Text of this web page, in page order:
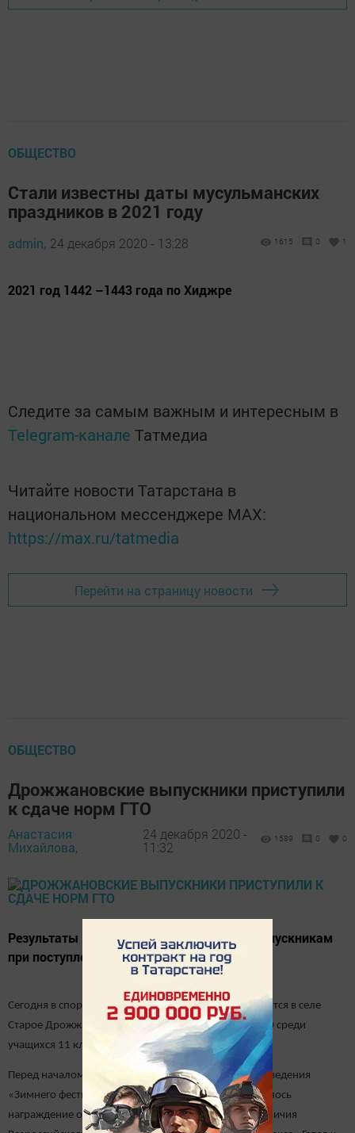
ОБЩЕСТВО
Стали известны даты мусульманских
праздников в 2021 году
admin, 24 декабря 2020 - 13:28 1615 0 1
2021 год 1442 –1443 года по Хиджре
Следите за самым важным и интересным в
Telegram-канале Татмедиа
Читайте новости Татарстана в
национальном мессенджере MАХ:
https://max.ru/tatmedia
Перейти на страницу новости
ОБЩЕСТВО
Дрожжановские выпускники приступили
к сдаче норм ГТО
Анастасия
Михайлова,
24 декабря 2020 -
11:32
1589 0 0
Результаты ГТО, в будущем пригодятся выпускникам
при поступлении в вузы.
Сегодня в спорткомплексе "Алтын", который находится в селе
Старое Дрожжаное, проходит зимний фестиваль ГТО среди
учащихся 11 классов.
Перед началом главных соревнований в рамках проведения
«Зимнего фестиваля ГТО среди учащихся 11» состоялось
награждение отличившихся, так золотым знаком отличия